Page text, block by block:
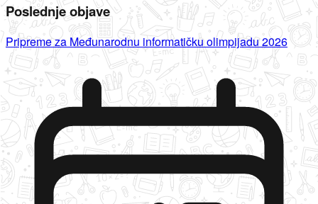
Poslednje objave
Pripreme za Međunarodnu informatičku olimpijadu 2026